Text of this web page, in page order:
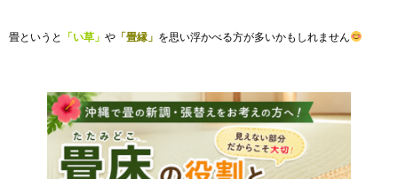
畳というと 「い草」 や 「畳縁」 を思い浮かべる方が多いかもしれません